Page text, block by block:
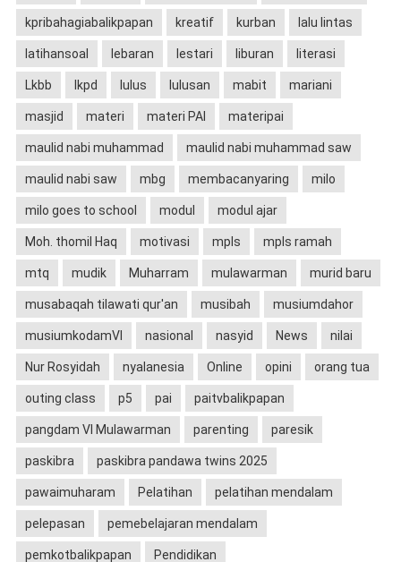
kpribahagiabalikpapan kreatif kurban lalu lintas
latihansoal lebaran lestari liburan literasi
Lkbb lkpd lulus lulusan mabit mariani
masjid materi materi PAI materipai
maulid nabi muhammad maulid nabi muhammad saw
maulid nabi saw mbg membacanyaring milo
milo goes to school modul modul ajar
Moh. thomil Haq motivasi mpls mpls ramah
mtq mudik Muharram mulawarman murid baru
musabaqah tilawati qur'an musibah musiumdahor
musiumkodamVI nasional nasyid News nilai
Nur Rosyidah nyalanesia Online opini orang tua
outing class p5 pai paitvbalikpapan
pangdam VI Mulawarman parenting paresik
paskibra paskibra pandawa twins 2025
pawaimuharam Pelatihan pelatihan mendalam
pelepasan pemebelajaran mendalam
pemkotbalikpapan Pendidikan